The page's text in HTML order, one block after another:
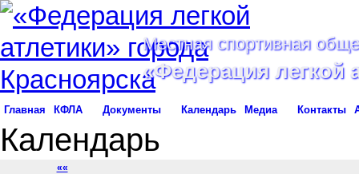
Местная спортивная
«Федерация легкой
Главная КФЛА Документы Календарь Медиа Контакты
Календарь
««